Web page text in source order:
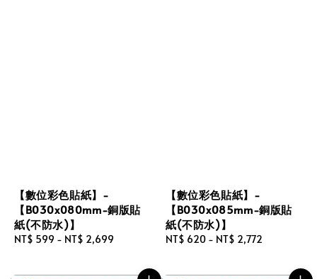
【數位彩色貼紙】-
【B030x080mm-銅版貼
紙(不防水)】
Regular
NT$ 599 - NT$ 2,699
【數位彩色貼紙】-
【B030x085mm-銅版貼
紙(不防水)】
Regular
NT$ 620 - NT$ 2,772